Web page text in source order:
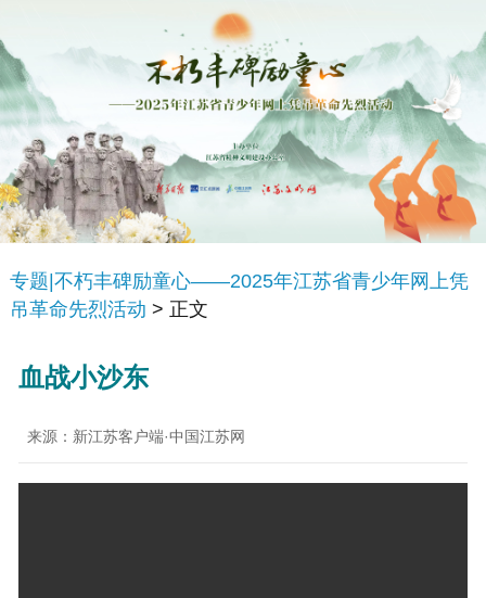
专题|不朽丰碑励童心——2025年江苏省青少年网上凭
吊革命先烈活动 > 正文
血战小沙东
来源：新江苏客户端·中国江苏网